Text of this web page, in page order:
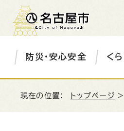
防災・安心安全 く
現在の位置： トップページ